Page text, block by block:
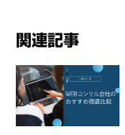
関連記事